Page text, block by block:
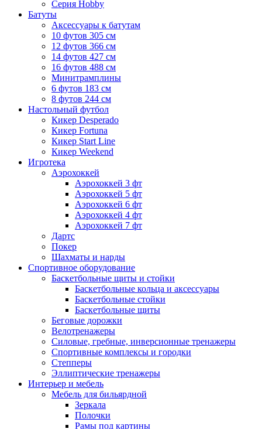
Серия Hobby
Батуты
Аксессуары к батутам
10 футов 305 см
12 футов 366 см
14 футов 427 см
16 футов 488 см
Минитрамплины
6 футов 183 см
8 футов 244 см
Настольный футбол
Кикер Desperado
Кикер Fortuna
Кикер Start Line
Кикер Weekend
Игротека
Аэрохоккей
Аэрохоккей 3 фт
Аэрохоккей 5 фт
Аэрохоккей 6 фт
Аэрохоккей 4 фт
Аэрохоккей 7 фт
Дартс
Покер
Шахматы и нарды
Спортивное оборудование
Баскетбольные щиты и стойки
Баскетбольные кольца и аксессуары
Баскетбольные стойки
Баскетбольные щиты
Беговые дорожки
Велотренажеры
Силовые, гребные, инверсионные тренажеры
Спортивные комплексы и городки
Степперы
Эллиптические тренажеры
Интерьер и мебель
Мебель для бильярдной
Зеркала
Полочки
Рамы под картины